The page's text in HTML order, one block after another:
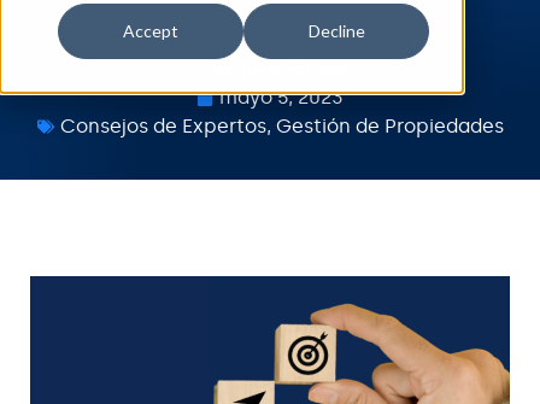
Accept Decline
mayo 5, 2023
Consejos de Expertos, Gestión de Propiedades